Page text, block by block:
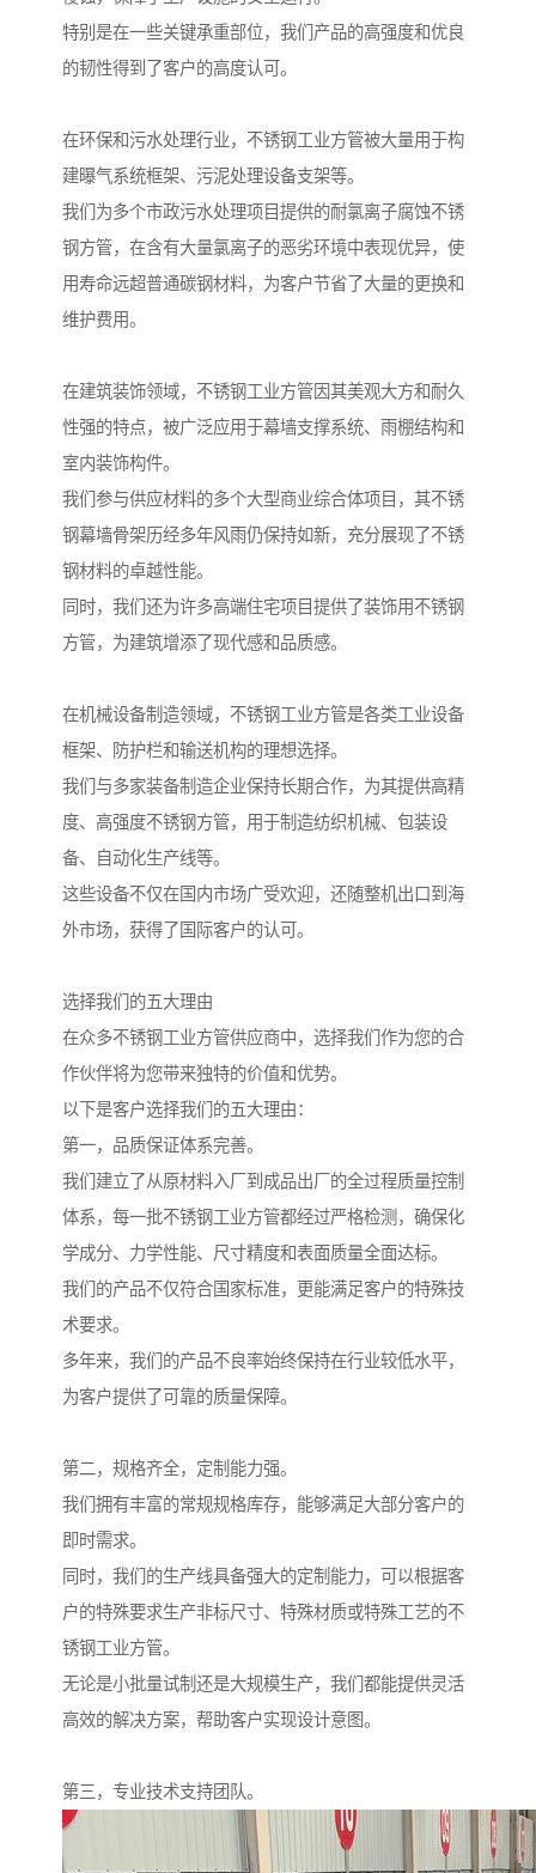
特别是在一些关键承重部位，我们产品的高强度和优良
的韧性得到了客户的高度认可。
在环保和污水处理行业，不锈钢工业方管被大量用于构
建曝气系统框架、污泥处理设备支架等。
我们为多个市政污水处理项目提供的耐氯离子腐蚀不锈
钢方管，在含有大量氯离子的恶劣环境中表现优异，使
用寿命远超普通碳钢材料，为客户节省了大量的更换和
维护费用。
在建筑装饰领域，不锈钢工业方管因其美观大方和耐久
性强的特点，被广泛应用于幕墙支撑系统、雨棚结构和
室内装饰构件。
我们参与供应材料的多个大型商业综合体项目，其不锈
钢幕墙骨架历经多年风雨仍保持如新，充分展现了不锈
钢材料的卓越性能。
同时，我们还为许多高端住宅项目提供了装饰用不锈钢
方管，为建筑增添了现代感和品质感。
在机械设备制造领域，不锈钢工业方管是各类工业设备
框架、防护栏和输送机构的理想选择。
我们与多家装备制造企业保持长期合作，为其提供高精
度、高强度不锈钢方管，用于制造纺织机械、包装设
备、自动化生产线等。
这些设备不仅在国内市场广受欢迎，还随整机出口到海
外市场，获得了国际客户的认可。
选择我们的五大理由
在众多不锈钢工业方管供应商中，选择我们作为您的合
作伙伴将为您带来独特的价值和优势。
以下是客户选择我们的五大理由：
第一，品质保证体系完善。
我们建立了从原材料入厂到成品出厂的全过程质量控制
体系，每一批不锈钢工业方管都经过严格检测，确保化
学成分、力学性能、尺寸精度和表面质量全面达标。
我们的产品不仅符合国家标准，更能满足客户的特殊技
术要求。
多年来，我们的产品不良率始终保持在行业较低水平，
为客户提供了可靠的质量保障。
第二，规格齐全，定制能力强。
我们拥有丰富的常规规格库存，能够满足大部分客户的
即时需求。
同时，我们的生产线具备强大的定制能力，可以根据客
户的特殊要求生产非标尺寸、特殊材质或特殊工艺的不
锈钢工业方管。
无论是小批量试制还是大规模生产，我们都能提供灵活
高效的解决方案，帮助客户实现设计意图。
第三，专业技术支持团队。